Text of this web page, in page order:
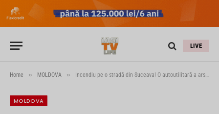
LIVE
Home » MOLDOVA » Incendiu pe o stradă din Suceava! O autoutilitară a ars ca o torţă
MOLDOVA